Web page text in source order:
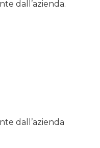
dall’azienda.
dall’azienda